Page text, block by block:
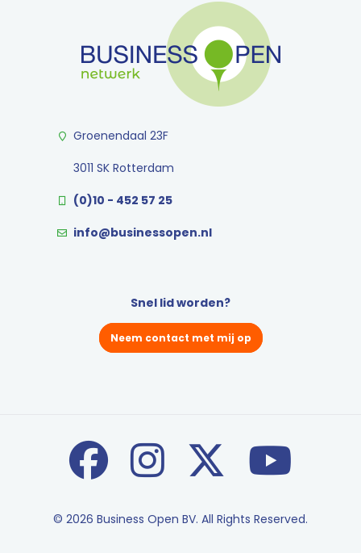
Groenendaal 23F
3011 SK Rotterdam
(0)10 - 452 57 25
info@businessopen.nl
Snel lid worden?
Neem contact met mij op
© 2026 Business Open BV. All Rights Reserved.